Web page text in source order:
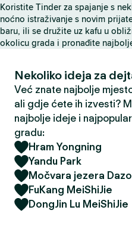
Koristite Tinder za spajanje s
noćno istraživanje s novim
baru, ili se družite uz kafu u
okolicu grada i pronađite
Nekoliko ideja za
Već znate najbolje
ali gdje ćete ih izvesti?
najbolje ideje i
gradu:
Hram Yongning
Yandu Park
Močvara jezera
FuKang MeiShiJie
DongJin Lu MeiShiJie